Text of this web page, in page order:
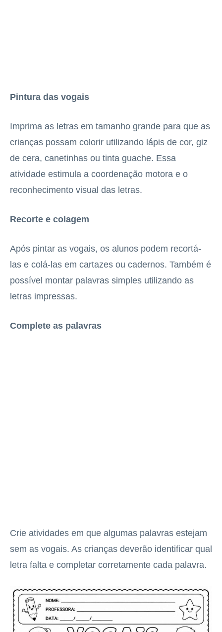
Pintura das vogais
Imprima as letras em tamanho grande para que as
crianças possam colorir utilizando lápis de cor, giz
de cera, canetinhas ou tinta guache. Essa
atividade estimula a coordenação motora e o
reconhecimento visual das letras.
Recorte e colagem
Após pintar as vogais, os alunos podem recortá-
las e colá-las em cartazes ou cadernos. Também é
possível montar palavras simples utilizando as
letras impressas.
Complete as palavras
Crie atividades em que algumas palavras estejam
sem as vogais. As crianças deverão identificar qual
letra falta e completar corretamente cada palavra.